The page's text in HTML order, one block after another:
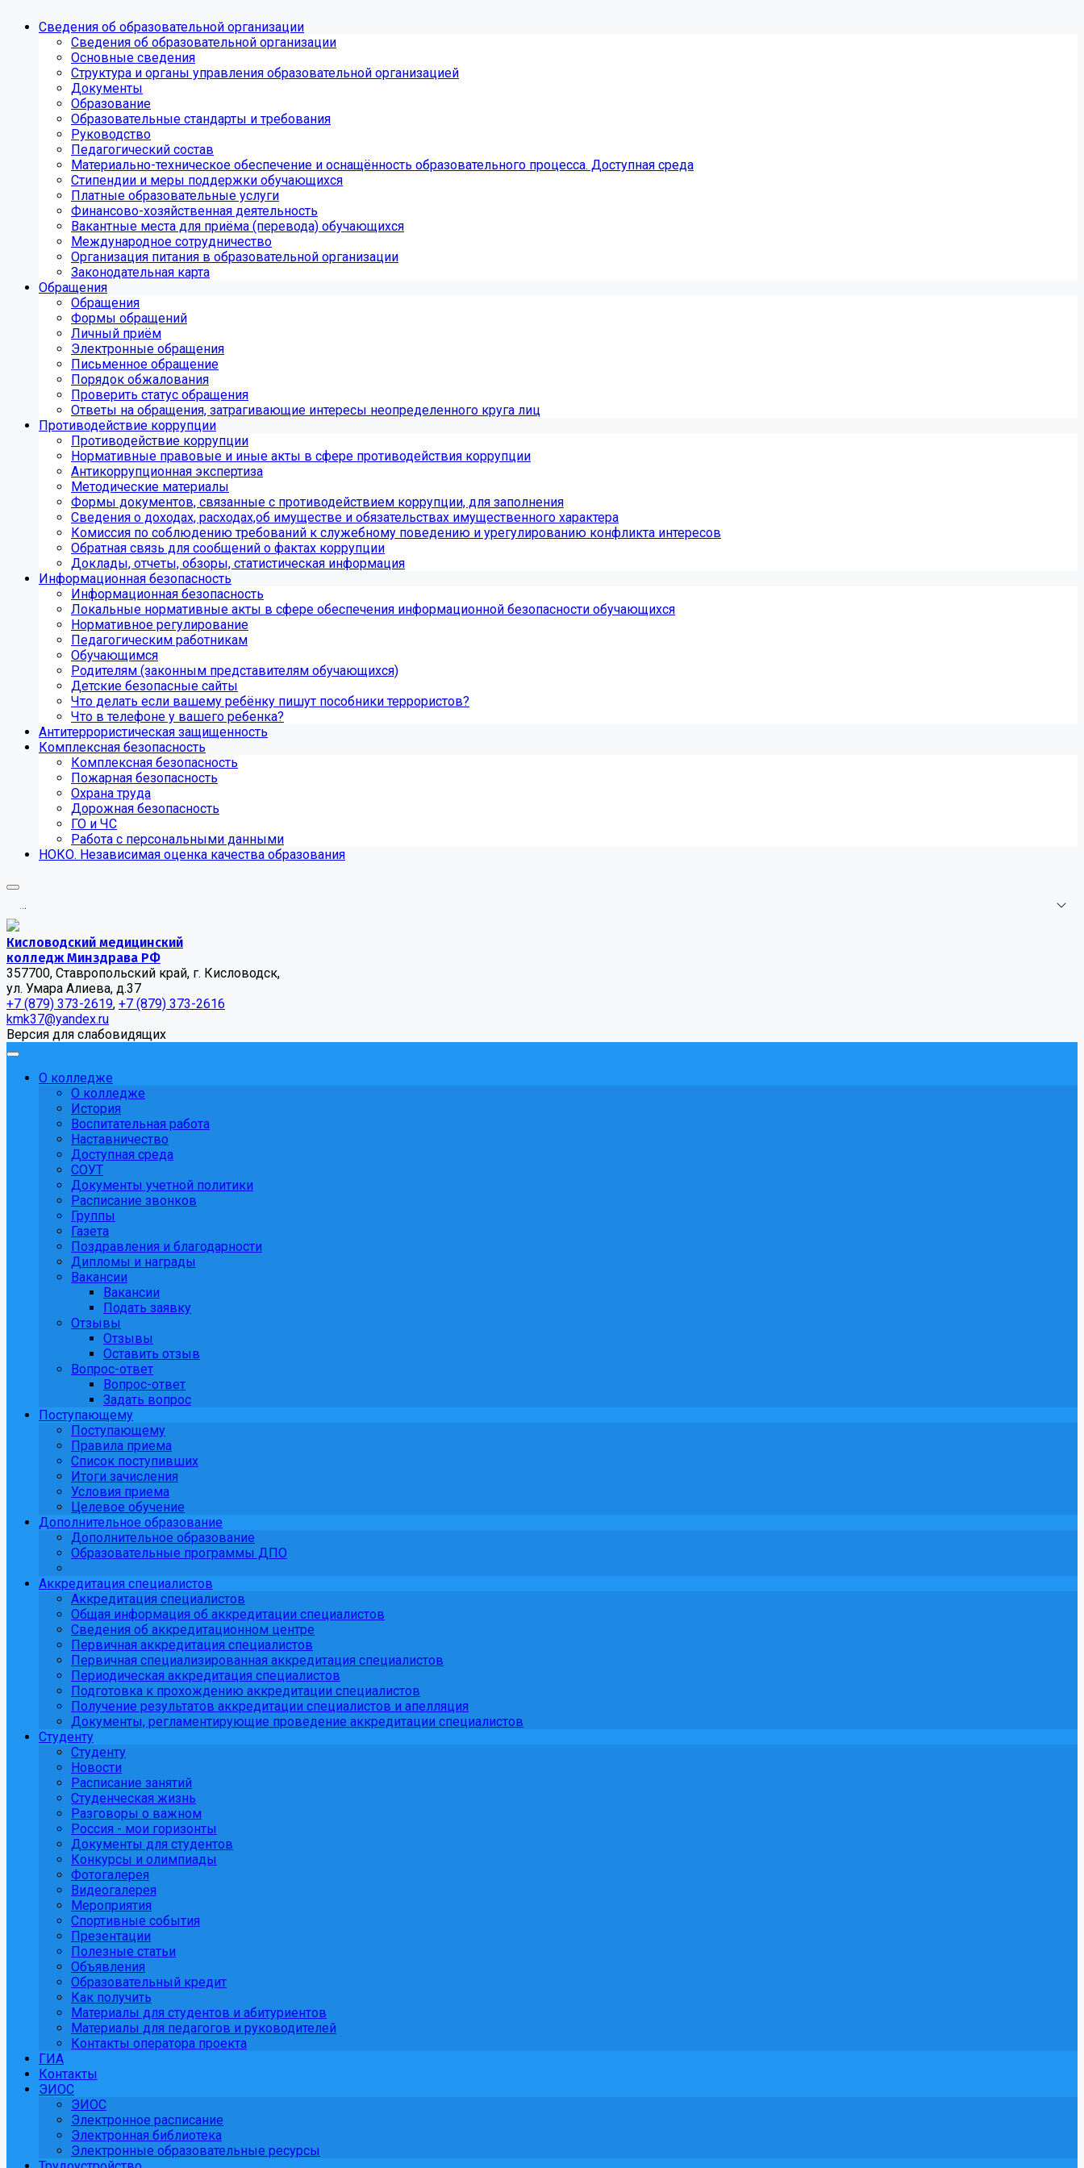
Сведения об образовательной организации
Сведения об образовательной организации
Основные сведения
Структура и органы управления образовательной организацией
Документы
Образование
Образовательные стандарты и требования
Руководство
Педагогический состав
Материально-техническое обеспечение и оснащённость образовательного процесса. Доступная среда
Стипендии и меры поддержки обучающихся
Платные образовательные услуги
Финансово-хозяйственная деятельность
Вакантные места для приёма (перевода) обучающихся
Международное сотрудничество
Организация питания в образовательной организации
Законодательная карта
Обращения
Обращения
Формы обращений
Личный приём
Электронные обращения
Письменное обращение
Порядок обжалования
Проверить статус обращения
Ответы на обращения, затрагивающие интересы неопределенного круга лиц
Противодействие коррупции
Противодействие коррупции
Нормативные правовые и иные акты в сфере противодействия коррупции
Антикоррупционная экспертиза
Методические материалы
Формы документов, связанные с противодействием коррупции, для заполнения
Сведения о доходах, расходах,об имуществе и обязательствах имущественного характера
Комиссия по соблюдению требований к служебному поведению и урегулированию конфликта интересов
Обратная связь для сообщений о фактах коррупции
Доклады, отчеты, обзоры, статистическая информация
Информационная безопасность
Информационная безопасность
Локальные нормативные акты в сфере обеспечения информационной безопасности обучающихся
Нормативное регулирование
Педагогическим работникам
Обучающимся
Родителям (законным представителям обучающихся)
Детские безопасные сайты
Что делать если вашему ребёнку пишут пособники террористов?
Что в телефоне у вашего ребенка?
Антитеррористическая защищенность
Комплексная безопасность
Комплексная безопасность
Пожарная безопасность
Охрана труда
Дорожная безопасность
ГО и ЧС
Работа с персональными данными
НОКО. Независимая оценка качества образования
...
Кисловодский медицинский
колледж Минздрава РФ
357700, Ставропольский край, г. Кисловодск,
ул. Умара Алиева, д.37
+7 (879) 373-2619, +7 (879) 373-2616
kmk37@yandex.ru
Версия для слабовидящих
О колледже
О колледже
История
Воспитательная работа
Наставничество
Доступная среда
СОУТ
Документы учетной политики
Расписание звонков
Группы
Газета
Поздравления и благодарности
Дипломы и награды
Вакансии
Вакансии
Подать заявку
Отзывы
Отзывы
Оставить отзыв
Вопрос-ответ
Вопрос-ответ
Задать вопрос
Поступающему
Поступающему
Правила приема
Список поступивших
Итоги зачисления
Условия приема
Целевое обучение
Дополнительное образование
Дополнительное образование
Образовательные программы ДПО
Аккредитация специалистов
Аккредитация специалистов
Общая информация об аккредитации специалистов
Сведения об аккредитационном центре
Первичная аккредитация специалистов
Первичная специализированная аккредитация специалистов
Периодическая аккредитация специалистов
Подготовка к прохождению аккредитации специалистов
Получение результатов аккредитации специалистов и апелляция
Документы, регламентирующие проведение аккредитации специалистов
Студенту
Студенту
Новости
Расписание занятий
Студенческая жизнь
Разговоры о важном
Россия - мои горизонты
Документы для студентов
Конкурсы и олимпиады
Фотогалерея
Видеогалерея
Мероприятия
Спортивные события
Презентации
Полезные статьи
Объявления
Образовательный кредит
Как получить
Материалы для студентов и абитуриентов
Материалы для педагогов и руководителей
Контакты оператора проекта
ГИА
Контакты
ЭИОС
ЭИОС
Электронное расписание
Электронная библиотека
Электронные образовательные ресурсы